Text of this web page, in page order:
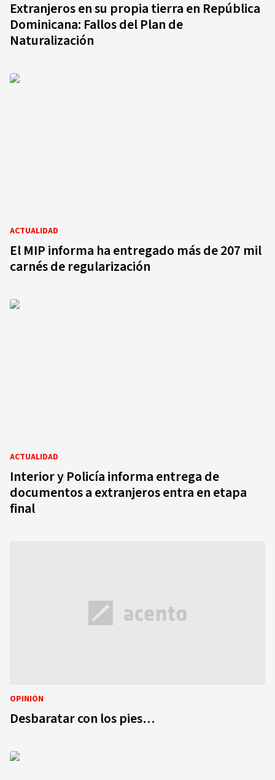
Extranjeros en su propia tierra en República
Dominicana: Fallos del Plan de
Naturalización
ACTUALIDAD
El MIP informa ha entregado más de 207 mil
carnés de regularización
ACTUALIDAD
Interior y Policía informa entrega de
documentos a extranjeros entra en etapa
final
OPINIÓN
Desbaratar con los pies…